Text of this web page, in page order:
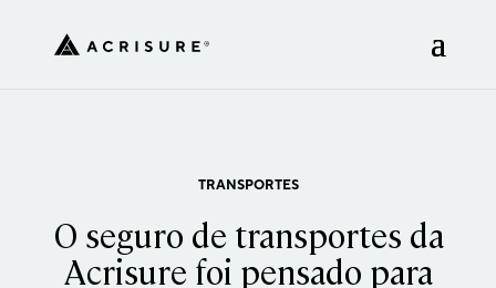
TRANSPORTES
O seguro de transportes da
Acrisure foi pensado para